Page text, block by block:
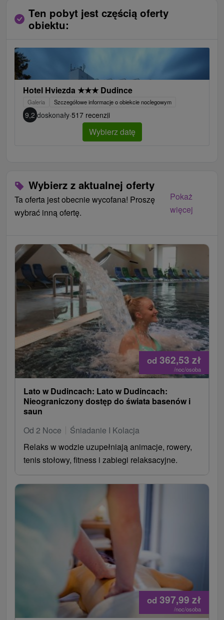
Ten pobyt jest częścią oferty
obiektu:
Hotel Hviezda ★★★ Dudince
Galeria Szczegółowe informacje o obiekcie noclegowym
9,2 doskonały·517 recenzji
Wybierz datę
Wybierz z aktualnej oferty
Ta oferta jest obecnie wycofana! Proszę
wybrać inną ofertę.
Pokaż
więcej
od 362,53 zł
/noc/osoba
Lato w Dudincach: Lato w Dudincach:
Nieograniczony dostęp do świata basenów i
saun
Od 2 Noce
Śniadanie I Kolacja
Relaks w wodzie uzupełniają animacje, rowery,
tenis stołowy, fitness i zabiegi relaksacyjne.
od 397,99 zł
/noc/osoba